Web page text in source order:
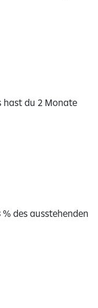
hast du 2 Monate
des ausstehenden